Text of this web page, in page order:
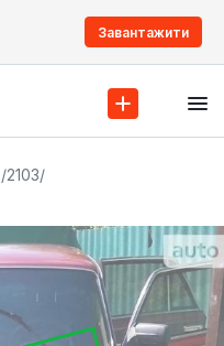
Завантажити
/2103/